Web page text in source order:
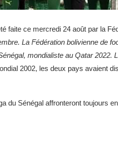
faite ce mercredi 24 août par la
La Fédération bolivienne de
mondialiste au Qatar 2022.
2002, les deux pays avaient
du Sénégal affronteront toujours